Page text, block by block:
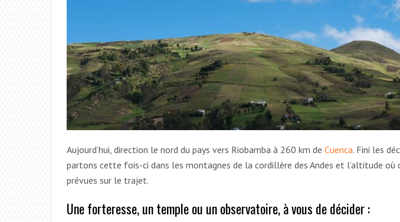
Aujourd’hui, direction le nord du pays vers Riobamba à 260 km de Cuenca. Fini les
partons cette fois-ci dans les montagnes de la cordillère des Andes et l’altitude où
prévues sur le trajet.
Une forteresse, un temple ou un observatoire, à vous de décider :